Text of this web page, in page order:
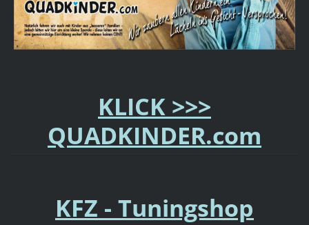
KLICK >>>
QUADKINDER.com
KFZ - Tuningshop